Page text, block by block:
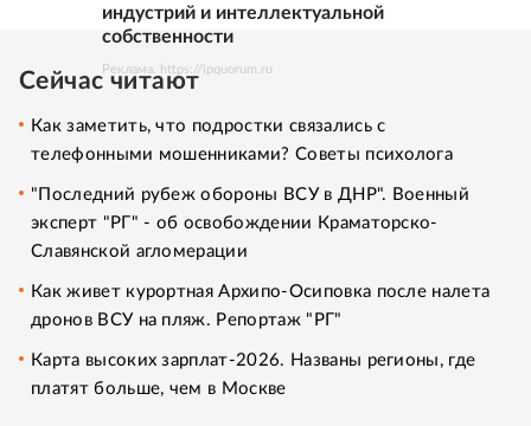
индустрий и интеллектуальной
собственности
Реклама. https://ipquorum.ru
Сейчас читают
Как заметить, что подростки связались с
телефонными мошенниками? Советы психолога
"Последний рубеж обороны ВСУ в ДНР". Военный
эксперт "РГ" - об освобождении Краматорско-
Славянской агломерации
Как живет курортная Архипо-Осиповка после налета
дронов ВСУ на пляж. Репортаж "РГ"
Карта высоких зарплат-2026. Названы регионы, где
платят больше, чем в Москве